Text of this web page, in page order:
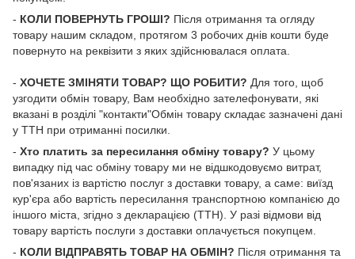
- КОЛИ ПОВЕРНУТЬ ГРОШІ? Після отримання та огляду
товару нашим складом, протягом 3 робочих днів кошти буде
повернуто на реквізити з яких здійснювалася оплата.
- ХОЧЕТЕ ЗМІНЯТИ ТОВАР? ЩО РОБИТИ? Для того, щоб
узгодити обмін товару, Вам необхідно зателефонувати, які
вказані в розділі "контакти"Обмін товару складає зазначені дані
у ТТН при отриманні посилки.
- Хто платить за пересилання обміну товару? У цьому
випадку під час обміну товару ми не відшкодовуємо витрат,
пов'язаних із вартістю послуг з доставки товару, а саме: виїзд
кур'єра або вартість пересилання транспортною компанією до
іншого міста, згідно з декларацією (ТТН). У разі відмови від
товару вартість послуги з доставки оплачується покупцем.
- КОЛИ ВІДПРАВЯТЬ ТОВАР НА ОБМІН? Після отримання та